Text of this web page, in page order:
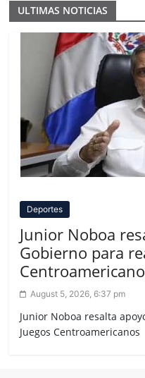
ULTIMAS NOTICIAS
Deportes
Junior Noboa
Gobierno para
August 5, 2026, 6:37 pm
Junior Noboa resalta
Juegos Centroamericanos